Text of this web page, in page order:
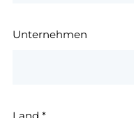
Unternehmen